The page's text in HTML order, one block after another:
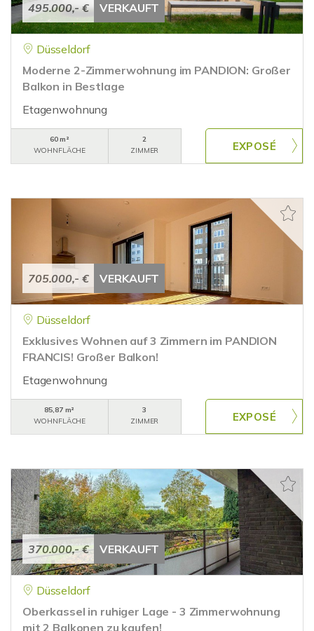
495.000,- € VERKAUFT
Düsseldorf
Moderne 2-Zimmerwohnung im PANDION: Großer
Balkon in Bestlage
Etagenwohnung
60 m²
WOHNFLÄCHE
2
ZIMMER
705.000,- € VERKAUFT
Düsseldorf
Exklusives Wohnen auf 3 Zimmern im PANDION
FRANCIS! Großer Balkon!
Etagenwohnung
85,87 m²
WOHNFLÄCHE
3
ZIMMER
370.000,- € VERKAUFT
Düsseldorf
Oberkassel in ruhiger Lage - 3 Zimmerwohnung
mit 2 Balkonen zu kaufen!